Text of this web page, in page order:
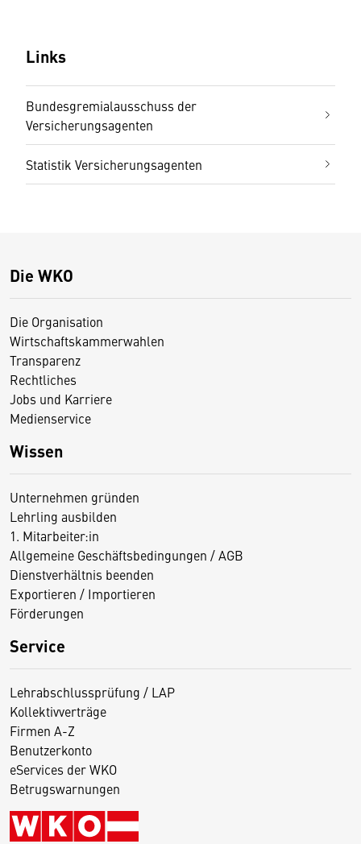
Links
Bundesgremialausschuss der
Versicherungsagenten
Statistik Versicherungs­agenten
Die WKO
Die Organisation
Wirtschaftskammerwahlen
Transparenz
Rechtliches
Jobs und Karriere
Medienservice
Wissen
Unternehmen gründen
Lehrling ausbilden
1. Mitarbeiter:in
Allgemeine Geschäftsbedingungen / AGB
Dienstverhältnis beenden
Exportieren / Importieren
Förderungen
Service
Lehrabschlussprüfung / LAP
Kollektivverträge
Firmen A-Z
Benutzerkonto
eServices der WKO
Betrugswarnungen